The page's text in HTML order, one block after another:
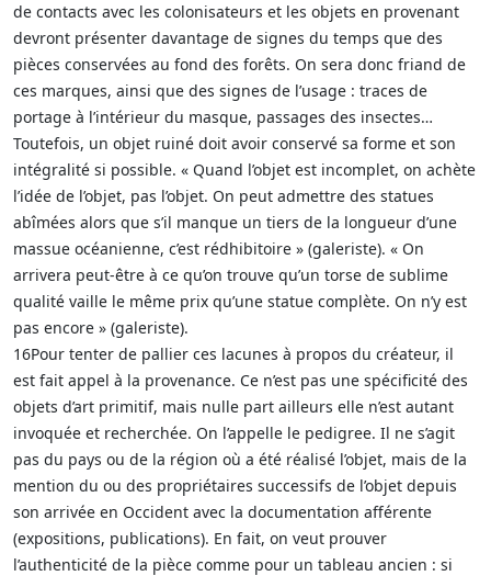
de contacts avec les colonisateurs et les objets en provenant
devront présenter davantage de signes du temps que des
pièces conservées au fond des forêts. On sera donc friand de
ces marques, ainsi que des signes de l’usage : traces de
portage à l’intérieur du masque, passages des insectes…
Toutefois, un objet ruiné doit avoir conservé sa forme et son
intégralité si possible. « Quand l’objet est incomplet, on achète
l’idée de l’objet, pas l’objet. On peut admettre des statues
abîmées alors que s’il manque un tiers de la longueur d’une
massue océanienne, c’est rédhibitoire » (galeriste). « On
arrivera peut-être à ce qu’on trouve qu’un torse de sublime
qualité vaille le même prix qu’une statue complète. On n’y est
pas encore » (galeriste).
16Pour tenter de pallier ces lacunes à propos du créateur, il
est fait appel à la provenance. Ce n’est pas une spécificité des
objets d’art primitif, mais nulle part ailleurs elle n’est autant
invoquée et recherchée. On l’appelle le pedigree. Il ne s’agit
pas du pays ou de la région où a été réalisé l’objet, mais de la
mention du ou des propriétaires successifs de l’objet depuis
son arrivée en Occident avec la documentation afférente
(expositions, publications). En fait, on veut prouver
l’authenticité de la pièce comme pour un tableau ancien : si